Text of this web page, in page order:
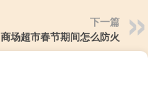
下一篇
商场超市春节期间怎么防火